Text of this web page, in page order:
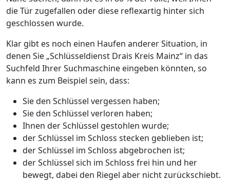
die Tür zugefallen oder diese reflexartig hinter sich
geschlossen wurde.
Klar gibt es noch einen Haufen anderer Situation, in
denen Sie „Schlüsseldienst Drais Kreis Mainz“ in das
Suchfeld Ihrer Suchmaschine eingeben könnten, so
kann es zum Beispiel sein, dass:
Sie den Schlüssel vergessen haben;
Sie den Schlüssel verloren haben;
Ihnen der Schlüssel gestohlen wurde;
der Schlüssel im Schloss stecken geblieben ist;
der Schlüssel im Schloss abgebrochen ist;
der Schlüssel sich im Schloss frei hin und her
bewegt, dabei den Riegel aber nicht zurückschiebt.